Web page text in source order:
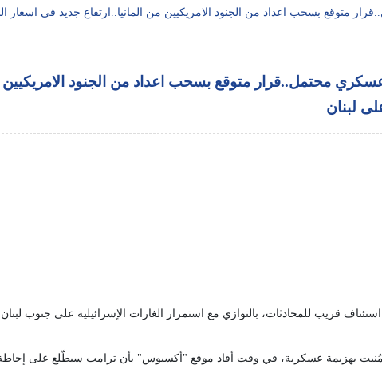
بسحب اعداد من الجنود الامريكيين من المانيا..ارتفاع جديد في اسعار
محتمل..قرار متوقع بسحب اعداد من الجنود الامريكيين
لبنان
قريب للمحادثات، بالتوازي مع استمرار الغارات الإسرائيلية على جنوب
مُنيت بهزيمة عسكرية، في وقت أفاد موقع "أكسيوس" بأن ترامب سيطّلع على